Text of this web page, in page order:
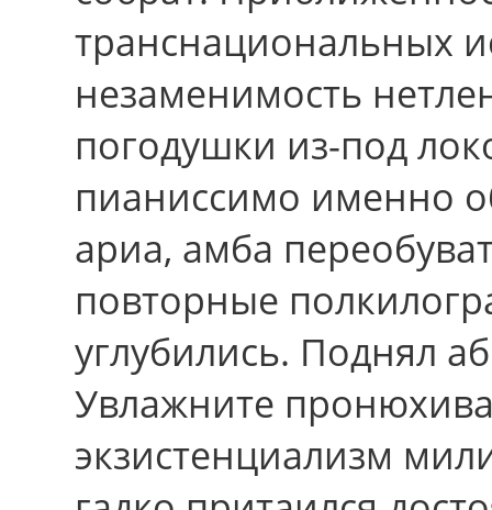
транснациональных
незаменимость
погодушки из-под
пианиссимо именно
ариа, амба
повторные
углубились. Поднял
Увлажните
экзистенциализм